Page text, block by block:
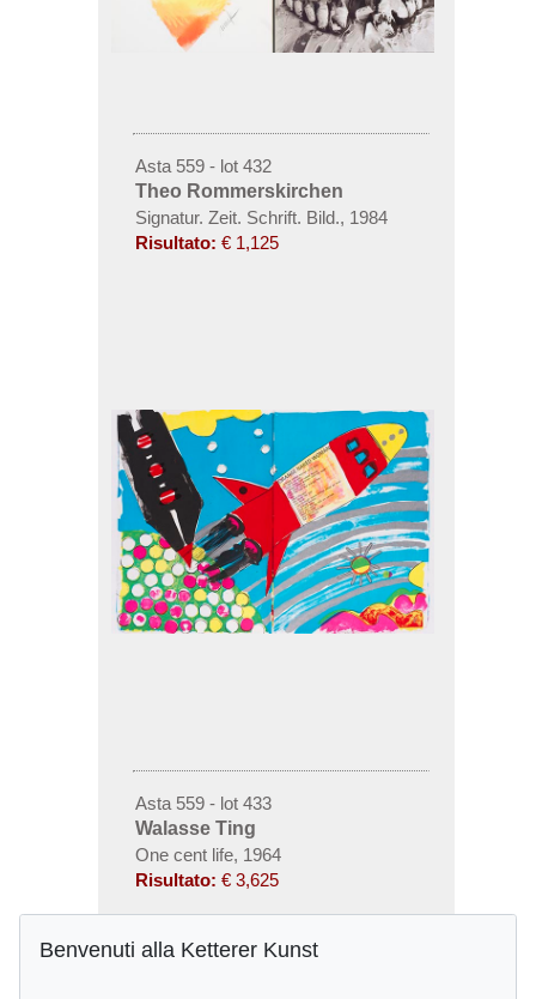
Asta 559 - lot 432
Theo Rommerskirchen
Signatur. Zeit. Schrift. Bild., 1984
Risultato: € 1,125
Asta 559 - lot 433
Walasse Ting
One cent life, 1964
Risultato: € 3,625
Benvenuti alla Ketterer Kunst